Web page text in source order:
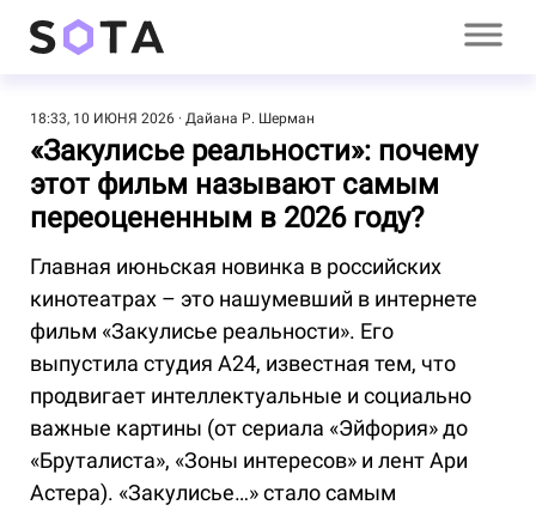
18:33, 10 ИЮНЯ 2026 Дайана Р. Шерман
«Закулисье реальности»: почему
этот фильм называют самым
переоцененным в 2026 году?
Главная июньская новинка в российских
кинотеатрах – это нашумевший в интернете
фильм «Закулисье реальности». Его
выпустила студия A24, известная тем, что
продвигает интеллектуальные и социально
важные картины (от сериала «Эйфория» до
«Бруталиста», «Зоны интересов» и лент Ари
Астера). «Закулисье…» стало самым